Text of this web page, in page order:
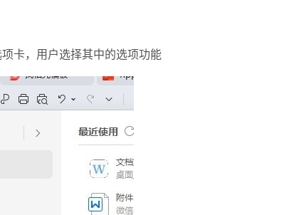
卡，用户选择其中的选项功能